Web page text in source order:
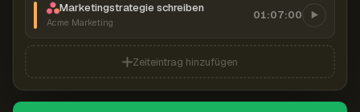
Marketingstrategie schreiben
Acme Marketing
01:07:00
Zeiteintrag hinzufügen